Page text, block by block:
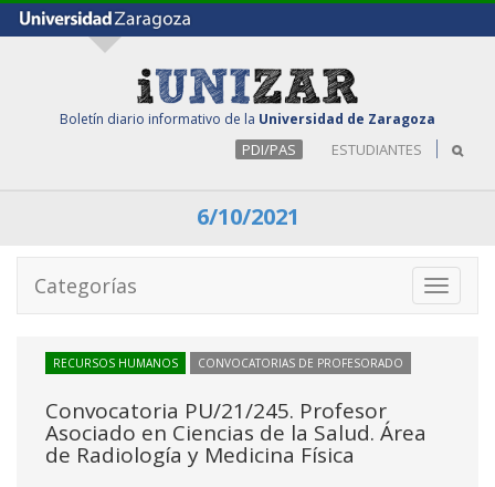
Boletín diario informativo de la Universidad de Zaragoza
PDI/PAS ESTUDIANTES
6/10/2021
Toggle
Categorías
RECURSOS HUMANOS CONVOCATORIAS DE PROFESORADO
Convocatoria PU/21/245. Profesor
Asociado en Ciencias de la Salud. Área
de Radiología y Medicina Física